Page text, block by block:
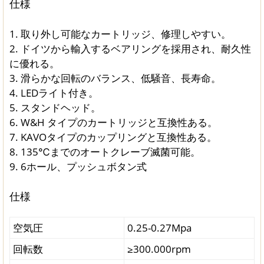
仕様
1. 取り外し可能なカートリッジ、修理しやすい。
2. ドイツから輸入するベアリングを採用され、耐久性
に優れる。
3. 滑らかな回転のバランス、低騒音、長寿命。
4. LEDライト付き。
5. スタンドヘッド。
6. W&H タイプのカートリッジと互換性ある。
7. KAVOタイプのカップリングと互換性ある。
8. 135℃までのオートクレーブ滅菌可能。
9. 6ホール、プッシュボタン式
仕様
空気圧
0.25-0.27Mpa
回転数
≥300.000rpm